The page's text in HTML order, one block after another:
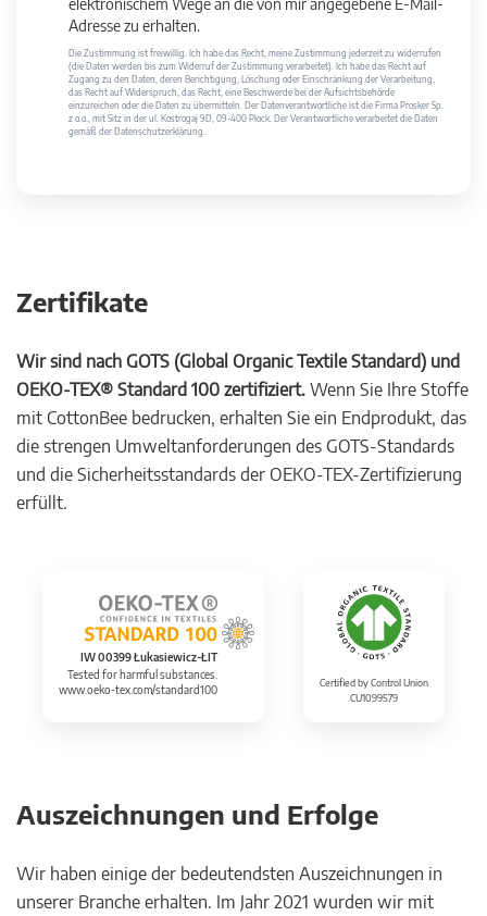
elektronischem Wege an die von mir angegebene E-Mail-
Adresse zu erhalten.
Die Zustimmung ist freiwillig. Ich habe das Recht, meine Zustimmung jederzeit zu widerrufen
(die Daten werden bis zum Widerruf der Zustimmung verarbeitet). Ich habe das Recht auf
Zugang zu den Daten, deren Berichtigung, Löschung oder Einschränkung der Verarbeitung,
das Recht auf Widerspruch, das Recht, eine Beschwerde bei der Aufsichtsbehörde
einzureichen oder die Daten zu übermitteln. Der Datenverantwortliche ist die Firma Prosker Sp.
z o.o., mit Sitz in der ul. Kostrogaj 9D, 09-400 Płock. Der Verantwortliche verarbeitet die Daten
gemäß der Datenschutzerklärung.
Zertifikate
Wir sind nach GOTS (Global Organic Textile Standard) und
OEKO-TEX® Standard 100 zertifiziert. Wenn Sie Ihre Stoffe
mit CottonBee bedrucken, erhalten Sie ein Endprodukt, das
die strengen Umweltanforderungen des GOTS-Standards
und die Sicherheitsstandards der OEKO-TEX-Zertifizierung
erfüllt.
IW 00399 Łukasiewicz-ŁIT
Tested for harmful substances.
www.oeko-tex.com/standard100
Certified by Control Union
CU1099579
Auszeichnungen und Erfolge
Wir haben einige der bedeutendsten Auszeichnungen in
unserer Branche erhalten. Im Jahr 2021 wurden wir mit